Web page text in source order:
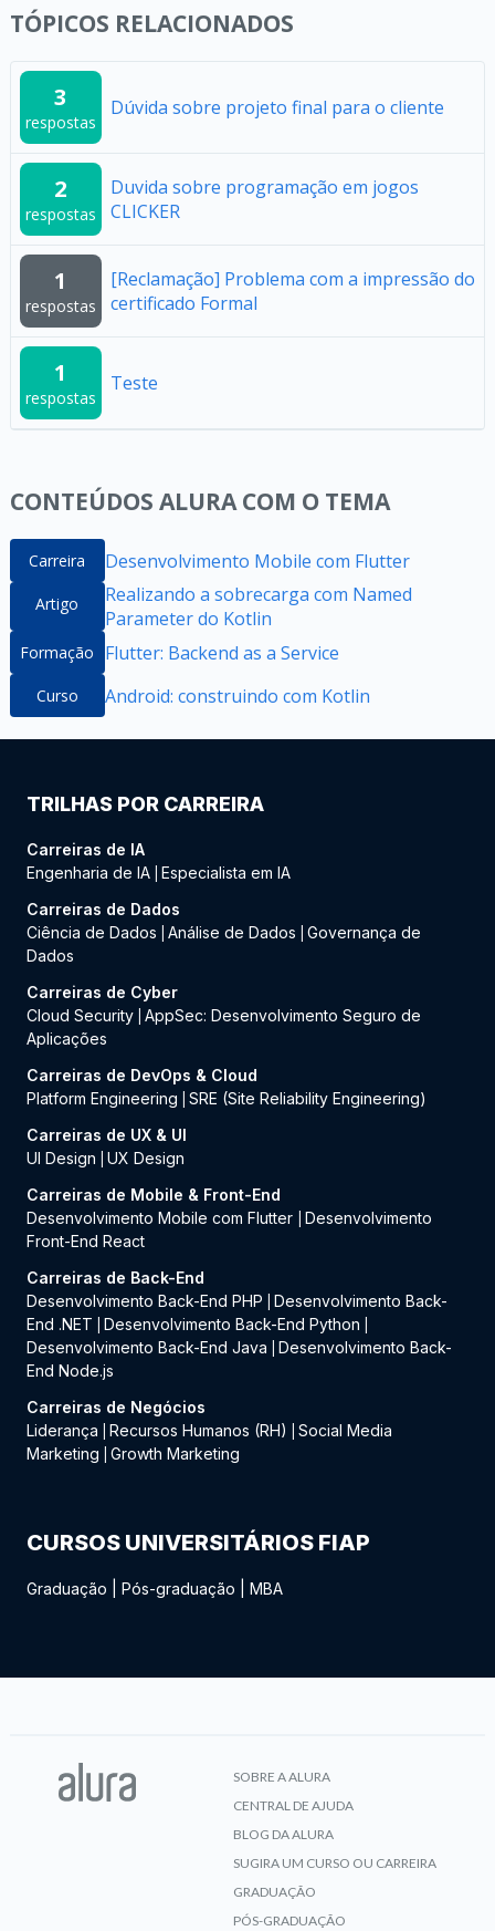
TÓPICOS RELACIONADOS
3
respostas
Dúvida sobre projeto final para o cliente
2
respostas
Duvida sobre programação em jogos
CLICKER
1
respostas
[Reclamação] Problema com a impressão do
certificado Formal
1
respostas
Teste
CONTEÚDOS ALURA COM O TEMA
Carreira Desenvolvimento Mobile com Flutter
Artigo
Realizando a sobrecarga com Named
Parameter do Kotlin
Formação Flutter: Backend as a Service
Curso Android: construindo com Kotlin
TRILHAS POR CARREIRA
Carreiras de IA
Engenharia de IA Especialista em IA
Carreiras de Dados
Ciência de Dados
Análise de Dados
Governança de
Dados
Carreiras de Cyber
Cloud Security AppSec: Desenvolvimento Seguro de
Aplicações
Carreiras de DevOps & Cloud
Platform Engineering
SRE (Site Reliability Engineering)
Carreiras de UX & UI
UI Design
UX Design
Carreiras de Mobile & Front-End
Desenvolvimento Mobile com Flutter
Desenvolvimento
Front-End React
Carreiras de Back-End
Desenvolvimento Back-End PHP
Desenvolvimento Back-
End .NET
Desenvolvimento Back-End Python
Desenvolvimento Back-End Java
Desenvolvimento Back-
End Node.js
Carreiras de Negócios
Liderança
Recursos Humanos (RH)
Social Media
Marketing
Growth Marketing
CURSOS UNIVERSITÁRIOS FIAP
Graduação Pós-graduação MBA
SOBRE A ALURA
CENTRAL DE AJUDA
BLOG DA ALURA
SUGIRA UM CURSO OU CARREIRA
GRADUAÇÃO
PÓS-GRADUAÇÃO